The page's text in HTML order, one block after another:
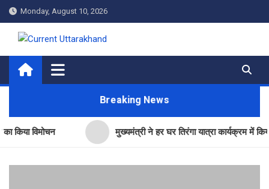
Skip
to
content
Monday, August 10, 2026
Current Uttarakhand
Breaking News
मुख्यमंत्री ने हर घर तिरंगा यात्रा कार्यक्रम में किया